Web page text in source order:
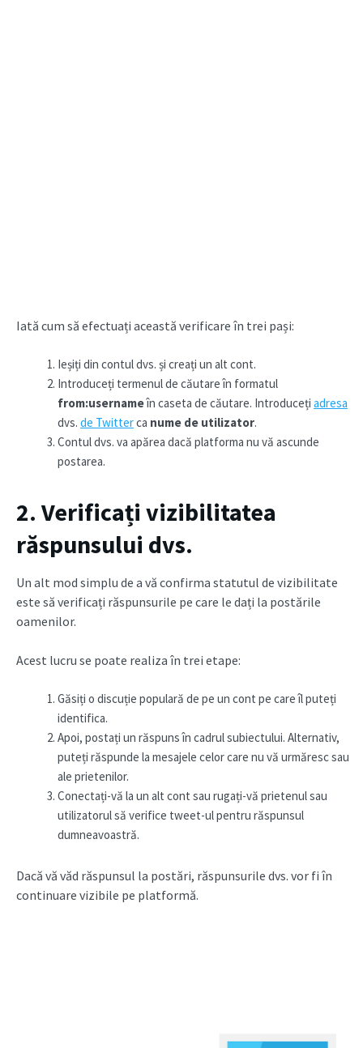
Iată cum să efectuați această verificare în trei pași:
Ieșiți din contul dvs. și creați un alt cont.
Introduceți termenul de căutare în formatul
from:usernameîn caseta de căutare. Introduceți adresa
dvs. de Twitterca nume de utilizator.
Contul dvs. va apărea dacă platforma nu vă ascunde
postarea.
2. Verificați vizibilitatea
răspunsului dvs.
Un alt mod simplu de a vă confirma statutul de vizibilitate
este să verificați răspunsurile pe care le dați la postările
oamenilor.
Acest lucru se poate realiza în trei etape:
Găsiți o discuție populară de pe un cont pe care îl puteți
identifica.
Apoi, postați un răspuns în cadrul subiectului. Alternativ,
puteți răspunde la mesajele celor care nu vă urmăresc sau
ale prietenilor.
Conectați-vă la un alt cont sau rugați-vă prietenul sau
utilizatorul să verifice tweet-ul pentru răspunsul
dumneavoastră.
Dacă vă văd răspunsul la postări, răspunsurile dvs. vor fi în
continuare vizibile pe platformă.